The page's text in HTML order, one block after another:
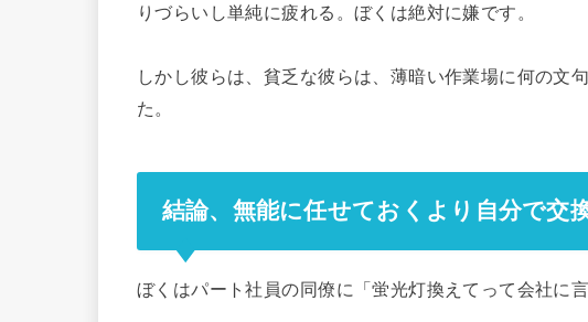
りづらいし単純に疲れる。ぼくは絶対に嫌です。
しかし彼らは、貧乏な彼らは、薄暗い作業場に何の文
た。
結論、無能に任せておくより自分で交
ぼくはパート社員の同僚に「蛍光灯換えてって会社に